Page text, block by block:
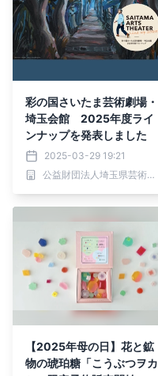
彩の国さいたま芸術劇場・
埼玉会館 2025年度ライ
ンナップを発表しました
2025-03-29 19:21
公益財団法人埼玉県芸術文化振興財団
【2025年母の日】花と鉱
物の琥珀糖「こうぶつヲカ